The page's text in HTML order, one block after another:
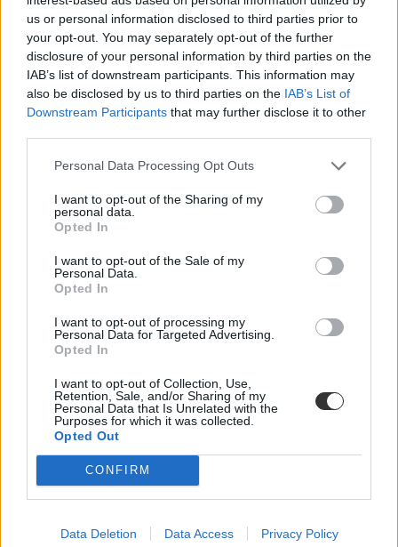
us or personal information disclosed to third parties prior to
your opt-out. You may separately opt-out of the further
disclosure of your personal information by third parties on the
IAB’s list of downstream participants. This information may
also be disclosed by us to third parties on the IAB’s List of
Downstream Participants that may further disclose it to other
Personal Data Processing Opt Outs
I want to opt-out of the Sharing of my
personal data.
Opted In
I want to opt-out of the Sale of my
Personal Data.
Opted In
I want to opt-out of processing my
Personal Data for Targeted Advertising.
Opted In
I want to opt-out of Collection, Use,
Retention, Sale, and/or Sharing of my
Personal Data that Is Unrelated with the
Purposes for which it was collected.
Opted Out
CONFIRM
Data Deletion Data Access Privacy Policy
edzésekre még a közismereti tárgyakból is, most viszont a
mindennapos testnevelés szigorítására hivatkozva az iskola azt kérte,
hogy az Oktatási Hivataltól kérjenek egyéni munkarendet.
Az apa be is adta, majd másnap telefonon keresték az OH-tól, ahol
azt a tájékoztatást kapta, hogy kérje azegyéni munkarend
visszavonását, majd utána írjon az igazgatónak, és kérelmezze a
részleges felmentést magyarból, ugyanis hetente egyszer ezzel
ütközik a reggeli edzés időpontja a két tesi mellett. Ugyanis a
a kötelező iskolai foglalkozások többségén meg tudna jelenni az
tanórákról távol maradjon, az iskolaigazgató által biztosítható
részleges felmentés révén engedélyezhető a tanuló távolmaradása.
osztályozó vizsgát tennie, míg a teljes egyéni munkarend esetén az
összesből.
Az ügyben megkerestük az Oktatási Hivatalt is, ahonnan azt a
választ kaptuk, hogy a kérdésben a hivatal nem illetékes. Ezután
cikkünket frissítjük.
Frissítés 09.11. 12.14
hogy a nemzeti köznevelésről szóló 2011. évi CXC.
kell megszerveznie az iskoláknak. Ebből heti két
órát versenyengedély birtokában kiválthat az a tanuló,